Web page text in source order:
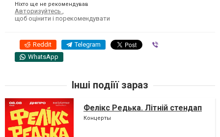
Ніхто ще не рекомендував
Авторизуйтесь
щоб оцінити і порекомендувати
Reddit Telegram
WhatsApp
Інші подіїї зараз
Фелікс Редька. Літній стендап
Концерты